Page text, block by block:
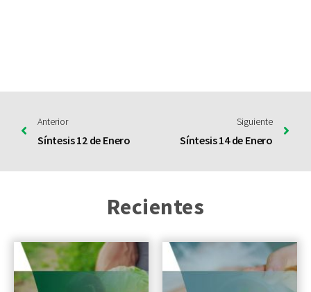
Anterior
Síntesis 12 de Enero
Siguiente
Síntesis 14 de Enero
Recientes